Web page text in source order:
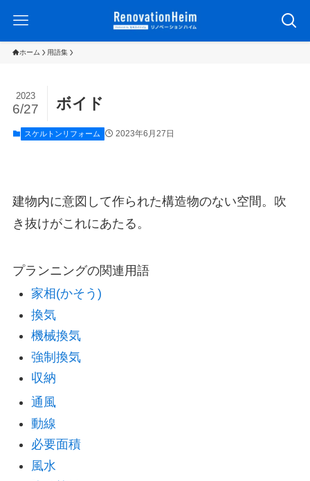
ホーム 用語集
ボイド
2023
6/27
スケルトンリフォーム 2023年6月27日
建物内に意図して作られた構造物のない空間。吹
き抜けがこれにあたる。
プランニングの関連用語
家相(かそう)
換気
機械換気
強制換気
収納
通風
動線
必要面積
風水